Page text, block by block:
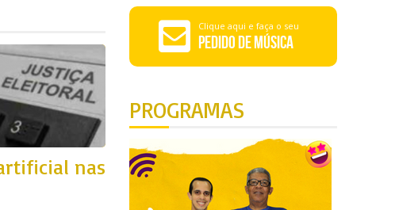
nas
Clique aqui e faça o seu
Pedido de Música
PROGRAMAS